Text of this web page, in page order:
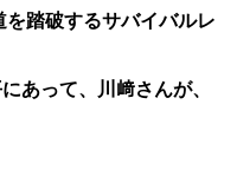
踏破するサバイバルレ
あって、
川﨑さんが、